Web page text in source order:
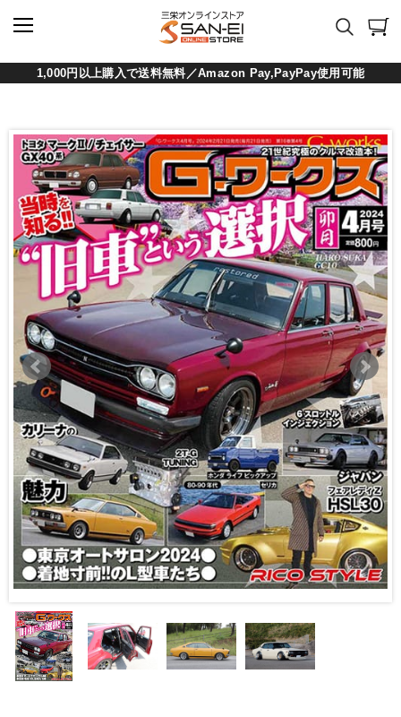
1,000円以上購入で送料無料／Amazon Pay,PayPay使用可能